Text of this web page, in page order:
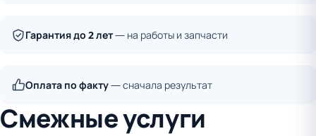
Гарантия до 2 лет— на работы и запчасти
Оплата по факту— сначала результат
Смежные услуги